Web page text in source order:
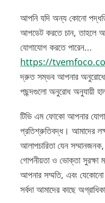
আপনি যদি অন্য কোনো
আপডেট করতে চান, তাহলে
যোগাযোগ করতে পারেন...
https://
দ্রুত সম্ভব আপনার
পছন্দগুলো অনুরোধ অনুযায়ী
টিভি এম ফোকো আপনার
প্রতিশ্রুতিবদ্ধ। আমাদের
আলাপচারিতা যেন
গোপনীয়তা ও ভোক্তা সুরক্ষা
আপনার সম্মতি, এবং যেকোনো
সর্বদা আমাদের কাছে